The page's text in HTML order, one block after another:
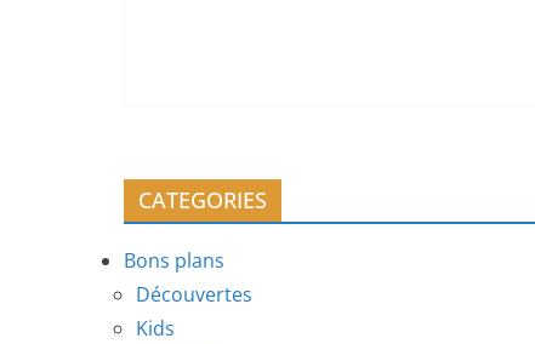
CATEGORIES
Bons plans
Découvertes
Kids